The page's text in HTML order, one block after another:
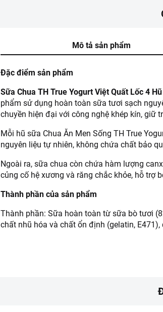
Mô tả sản phẩm
Đặc điểm sản phẩm
Sữa Chua TH True Yogurt Việt Quất Lốc 4
phẩm sử dụng hoàn toàn sữa tươi sạch
chuyền hiện đại với công nghệ khép kín, giữ
Mỗi hũ sữa Chua Ăn Men Sống TH True
nguyên liệu tự nhiên, không chứa chất bảo
Ngoài ra, sữa chua còn chứa hàm lượng
củng cố hệ xương và răng chắc khỏe, hỗ trợ
Thành phần của sản phẩm
Thành phần: Sữa hoàn toàn từ sữa bò tươi
chất nhũ hóa và chất ổn định (gelatin,
Ngoài ra, mỗi 100g sữa chua chứa khoảng